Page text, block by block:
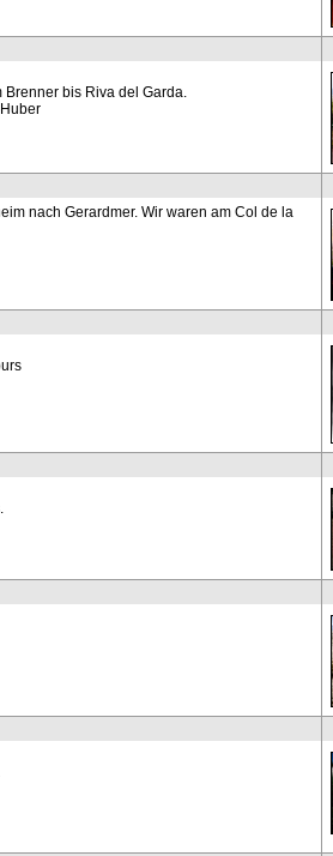
bis Riva del Garda.
nach Gerardmer. Wir waren am Col de la